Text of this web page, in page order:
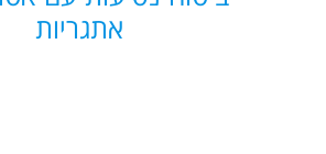
אתגריות